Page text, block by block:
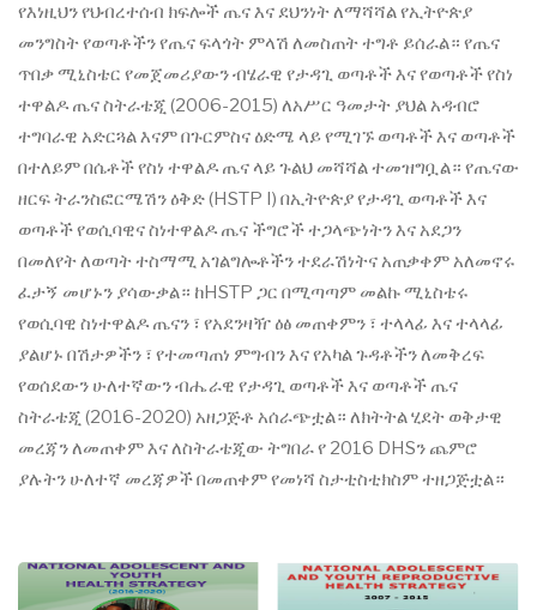
የእነዚህን የህብረተሰብ ክፍሎች ጤና እና ደህንነት ለማሻሻል የኢትዮጵያ
መንግስት የወጣቶችን የጤና ፍላጎት ምላሽ ለመስጠት ተግቶ ይሰራል። የጤና
ጥበቃ ሚኒስቴር የመጀመሪያውን ብሄራዊ የታዳጊ ወጣቶች እና የወጣቶች የስነ
ተዋልዶ ጤና ስትራቴጂ (2006-2015) ለአሥር ዓመታት ያህል አዳብሮ
ተግባራዊ አድርጓል እናም በጉርምስና ዕድሜ ላይ የሚገኙ ወጣቶች እና ወጣቶች
በተለይም በሴቶች የስነ ተዋልዶ ጤና ላይ ጉልህ መሻሻል ተመዝግቧል። የጤናው
ዘርፍ ትራንስፎርሜሽን ዕቅድ (HSTP I) በኢትዮጵያ የታዳጊ ወጣቶች እና
ወጣቶች የወሲባዊና ስነተዋልዶ ጤና ችግሮች ተጋላጭነትን እና አደጋን
በመለየት ለወጣት ተስማሚ አገልግሎቶችን ተደራሽነትና አጠቃቀም አለመኖሩ
ፈታኝ መሆኑን ያሳውቃል። ከHSTP ጋር በሚጣጣም መልኩ ሚኒስቴሩ
የወሲባዊ ስነተዋልዶ ጤናን ፣ የአደንዛዥ ዕፅ መጠቀምን ፣ ተላላፊ እና ተላላፊ
ያልሆኑ በሽታዎችን ፣ የተመጣጠነ ምግብን እና የአካል ጉዳቶችን ለመቅረፍ
የወሰደውን ሁለተኛውን ብሔራዊ የታዳጊ ወጣቶች እና ወጣቶች ጤና
ስትራቴጂ (2016-2020) አዘጋጅቶ አሰራጭቷል። ለክትትል ሂደት ወቅታዊ
መረጃን ለመጠቀም እና ለስትራቴጂው ትግበራ የ 2016 DHSን ጨምሮ
ያሉትን ሁለተኛ መረጃዎች በመጠቀም የመነሻ ስታቲስቲክስም ተዘጋጅቷል።